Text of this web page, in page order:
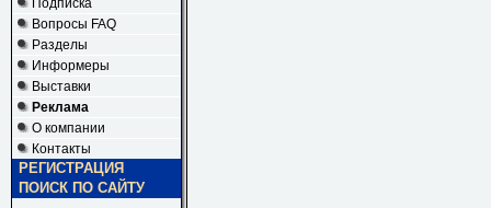
Подписка
Вопросы FAQ
Разделы
Информеры
Выставки
Реклама
О компании
Контакты
РЕГИСТРАЦИЯ
ПОИСК ПО САЙТУ